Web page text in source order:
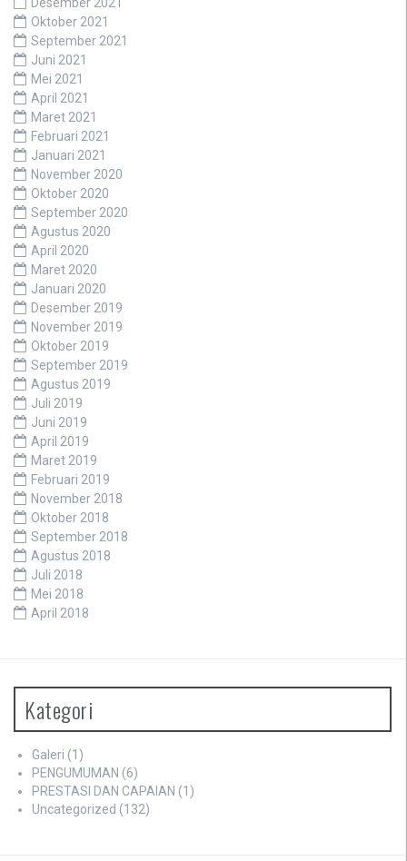
Desember 2021
Oktober 2021
September 2021
Juni 2021
Mei 2021
April 2021
Maret 2021
Februari 2021
Januari 2021
November 2020
Oktober 2020
September 2020
Agustus 2020
April 2020
Maret 2020
Januari 2020
Desember 2019
November 2019
Oktober 2019
September 2019
Agustus 2019
Juli 2019
Juni 2019
April 2019
Maret 2019
Februari 2019
November 2018
Oktober 2018
September 2018
Agustus 2018
Juli 2018
Mei 2018
April 2018
Kategori
Galeri (1)
PENGUMUMAN (6)
PRESTASI DAN CAPAIAN (1)
Uncategorized (132)